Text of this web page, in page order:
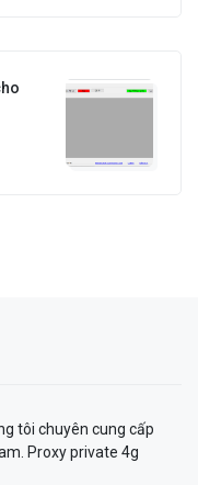
tôi chuyên cung cấp
Proxy private 4g